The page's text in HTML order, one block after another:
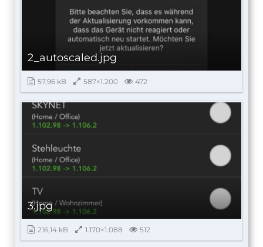
2_autoscaled.jpg
57,96 kB 587×1.200 472
3.jpg
216,14 kB 1.170×1.088 512